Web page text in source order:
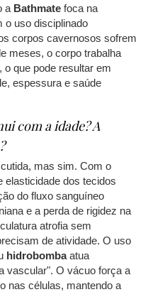
a Bathmate foca na
o uso disciplinado
corpos cavernosos sofrem
meses, o corpo trabalha
que pode resultar em
espessura e saúde
com a idade? A
mas sim. Com o
elasticidade dos tecidos
do fluxo sanguíneo
e a perda de rigidez na
atrofia sem
de atividade. O uso
hidrobombaatua
vascular". O vácuo força a
nas células, mantendo a